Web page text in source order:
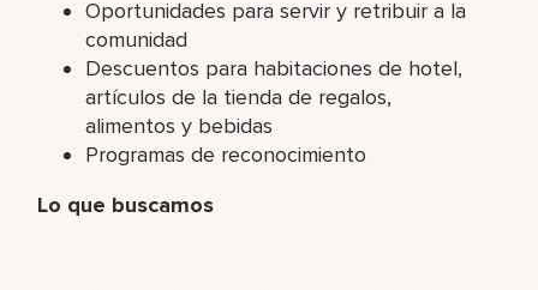
Oportunidades para servir y retribuir a la
comunidad
Descuentos para habitaciones de hotel,
artículos de la tienda de regalos,
alimentos y bebidas
Programas de reconocimiento
Lo que buscamos